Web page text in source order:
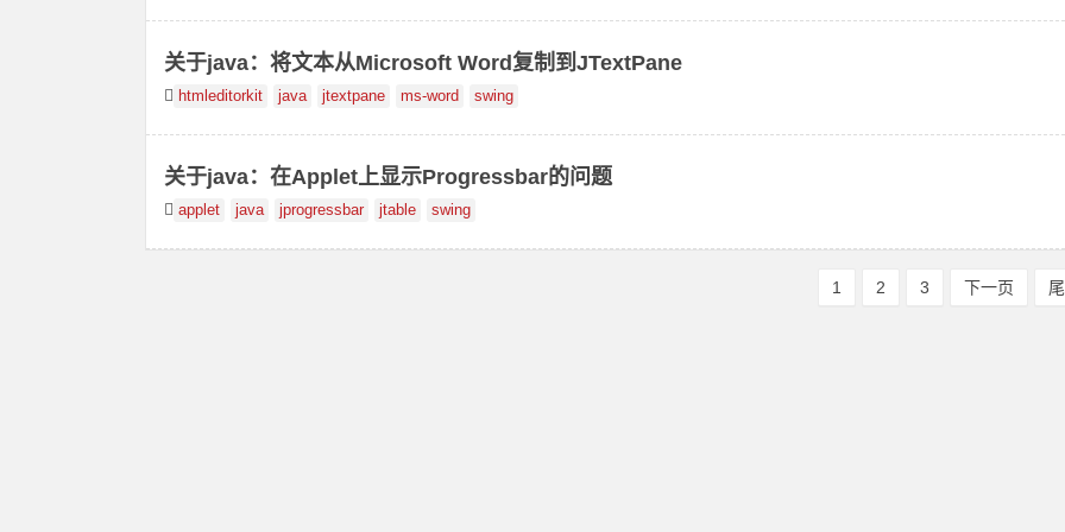
关于java：将文本从Microsoft Word复制到JTextPane
htmleditorkit java jtextpane ms-word swing
关于java：在Applet上显示Progressbar的问题
applet java jprogressbar jtable swing
1 2 3 下一页